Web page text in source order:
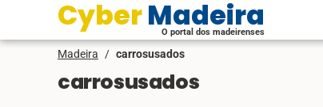
Cyber Madeira
O portal dos madeirenses
Madeira / carrosusados
carrosusados